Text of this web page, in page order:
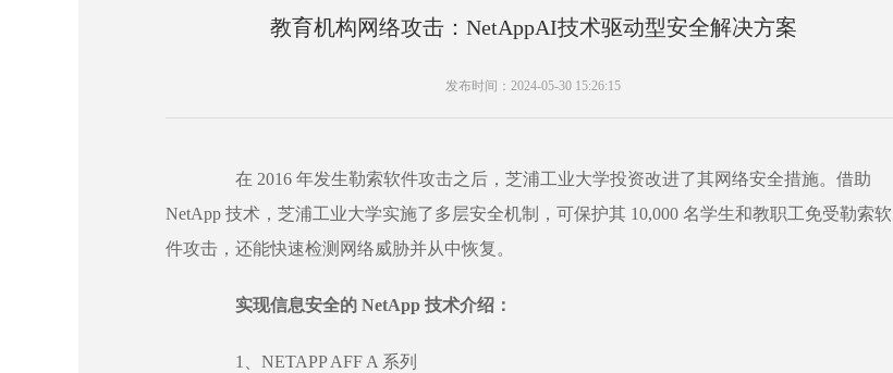
教育机构网络攻击：NetAppAI技术驱动型安全解决方案
发布时间：2024-05-30 15:26:15
在 2016 年发生勒索软件攻击之后，芝浦工业大学投资改进了其网络安全措施。借助
NetApp 技术，芝浦工业大学实施了多层安全机制，可保护其 10,000 名学生和教职工免受勒索软
件攻击，还能快速检测网络威胁并从中恢复。
实现信息安全的 NetApp 技术介绍：
1、NETAPP AFF A 系列